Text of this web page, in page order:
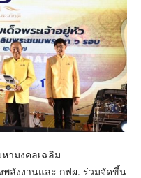
ามงคลเฉลิม
พลังงานและ กฟผ. ร่วมจัดขึ้น